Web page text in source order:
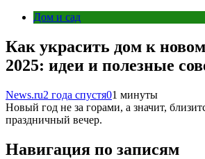
Дом и сад
Как украсить дом к
2025: идеи и полезные
News.ru2 года спустя01 минуты
Новый год не за горами, а значит,
праздничный вечер.
Навигация по записям